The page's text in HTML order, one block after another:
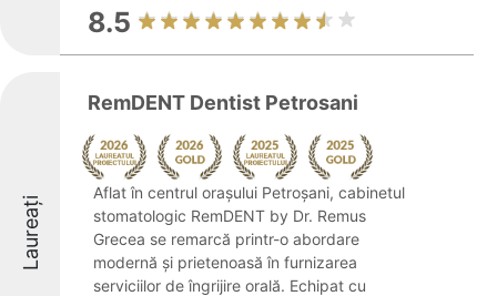
8.5
Laureați
RemDENT Dentist Petrosani
Aflat în centrul orașului Petroșani, cabinetul
stomatologic RemDENT by Dr. Remus
Grecea se remarcă printr-o abordare
modernă și prietenoasă în furnizarea
serviciilor de îngrijire orală. Echipat cu